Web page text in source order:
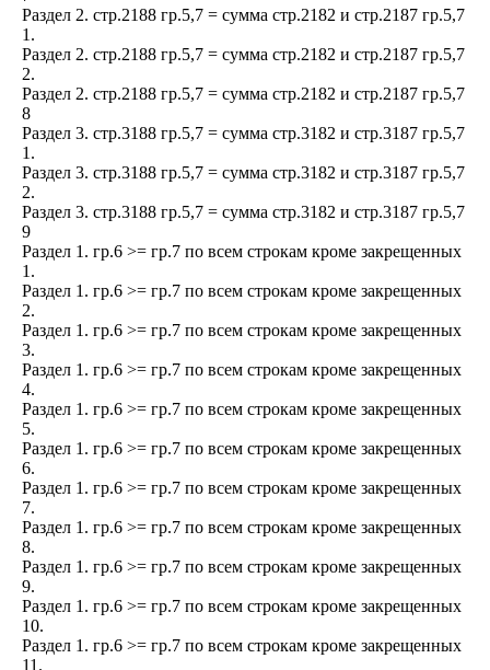
Раздел 2. стр.2188 гр.5,7 = сумма стр.2182 и стр.2187 гр.5,7
1.
Раздел 2. стр.2188 гр.5,7 = сумма стр.2182 и стр.2187 гр.5,7
2.
Раздел 2. стр.2188 гр.5,7 = сумма стр.2182 и стр.2187 гр.5,7
8
Раздел 3. стр.3188 гр.5,7 = сумма стр.3182 и стр.3187 гр.5,7
1.
Раздел 3. стр.3188 гр.5,7 = сумма стр.3182 и стр.3187 гр.5,7
2.
Раздел 3. стр.3188 гр.5,7 = сумма стр.3182 и стр.3187 гр.5,7
9
Раздел 1. гр.6 >= гр.7 по всем строкам кроме закрещенных
1.
Раздел 1. гр.6 >= гр.7 по всем строкам кроме закрещенных
2.
Раздел 1. гр.6 >= гр.7 по всем строкам кроме закрещенных
3.
Раздел 1. гр.6 >= гр.7 по всем строкам кроме закрещенных
4.
Раздел 1. гр.6 >= гр.7 по всем строкам кроме закрещенных
5.
Раздел 1. гр.6 >= гр.7 по всем строкам кроме закрещенных
6.
Раздел 1. гр.6 >= гр.7 по всем строкам кроме закрещенных
7.
Раздел 1. гр.6 >= гр.7 по всем строкам кроме закрещенных
8.
Раздел 1. гр.6 >= гр.7 по всем строкам кроме закрещенных
9.
Раздел 1. гр.6 >= гр.7 по всем строкам кроме закрещенных
10.
Раздел 1. гр.6 >= гр.7 по всем строкам кроме закрещенных
11.